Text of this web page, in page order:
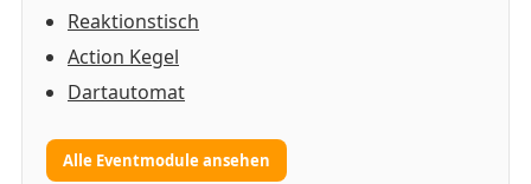
Reaktionstisch
Action Kegel
Dartautomat
Alle Eventmodule ansehen